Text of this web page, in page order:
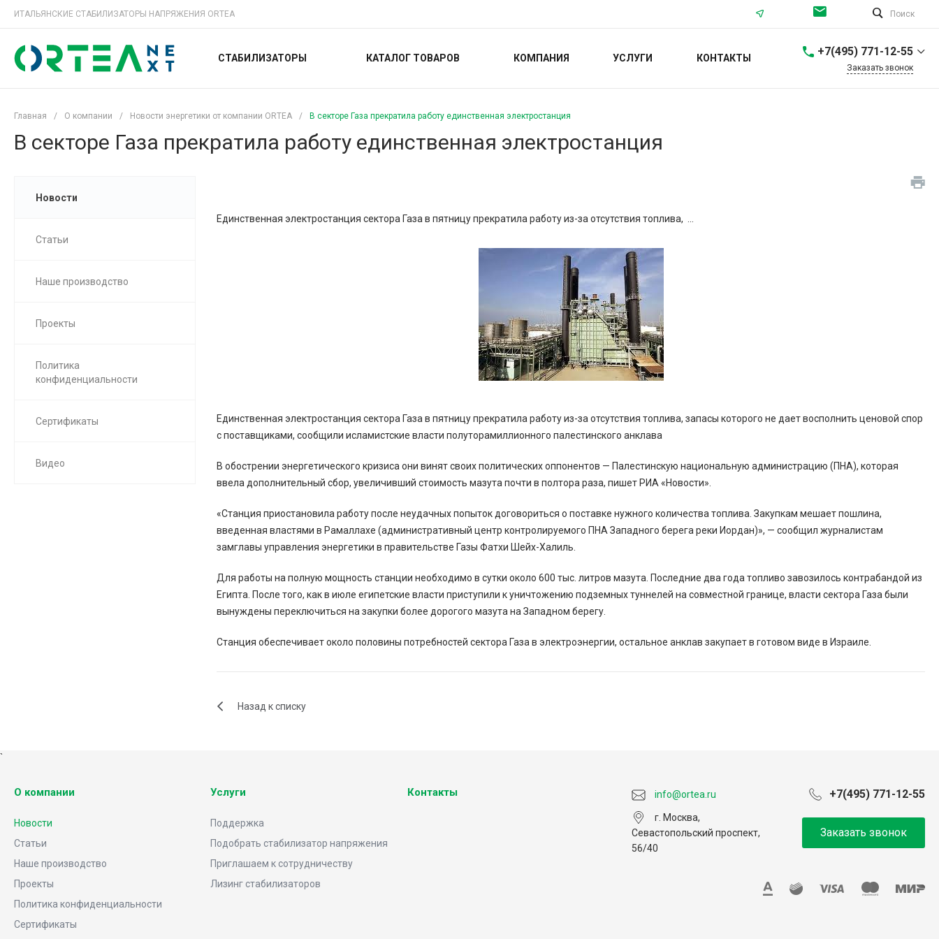
ИТАЛЬЯНСКИЕ СТАБИЛИЗАТОРЫ НАПРЯЖЕНИЯ ORTEA Поиск
СТАБИЛИЗАТОРЫ КАТАЛОГ ТОВАРОВ КОМПАНИЯ УСЛУГИ КОНТАКТЫ
+7(495) 771-12-55
Заказать звонок
Главная / О компании / Новости энергетики от компании ORTEA / В секторе Газа прекратила работу единственная электростанция
В секторе Газа прекратила работу единственная электростанция
Новости
Статьи
Наше производство
Проекты
Политика
конфиденциальности
Сертификаты
Видео
Единственная электростанция сектора Газа в пятницу прекратила работу из-за отсутствия топлива, ...
Единственная электростанция сектора Газа в пятницу прекратила работу из-за отсутствия топлива, запасы которого не дает восполнить ценовой спор
с поставщиками, сообщили исламистские власти полуторамиллионного палестинского анклава
В обострении энергетического кризиса они винят своих политических оппонентов — Палестинскую национальную администрацию (ПНА), которая
ввела дополнительный сбор, увеличивший стоимость мазута почти в полтора раза, пишет РИА «Новости».
«Станция приостановила работу после неудачных попыток договориться о поставке нужного количества топлива. Закупкам мешает пошлина,
введенная властями в Рамаллахе (административный центр контролируемого ПНА Западного берега реки Иордан)», — сообщил журналистам
замглавы управления энергетики в правительстве Газы Фатхи Шейх-Халиль.
Для работы на полную мощность станции необходимо в сутки около 600 тыс. литров мазута. Последние два года топливо завозилось контрабандой из
Египта. После того, как в июле египетские власти приступили к уничтожению подземных туннелей на совместной границе, власти сектора Газа были
вынуждены переключиться на закупки более дорогого мазута на Западном берегу.
Станция обеспечивает около половины потребностей сектора Газа в электроэнергии, остальное анклав закупает в готовом виде в Израиле.
Назад к списку
`
О компании
Новости
Статьи
Наше производство
Проекты
Политика конфиденциальности
Сертификаты
Услуги
Поддержка
Подобрать стабилизатор напряжения
Приглашаем к сотрудничеству
Лизинг стабилизаторов
Контакты info@ortea.ru +7(495) 771-12-55
г. Москва,
Севастопольский проспект,
56/40
Заказать звонок